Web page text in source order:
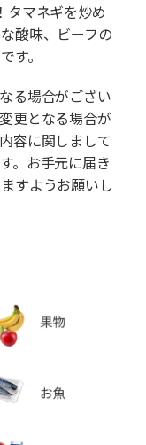
タマネギを炒め
酸味、ビーフの
す。
る場合がござい
更となる場合が
容に関しまして
。お手元に届き
すようお願いし